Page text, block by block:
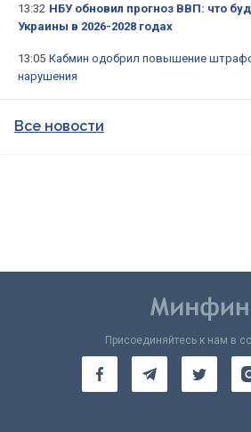
13:32 НБУ обновил прогноз ВВП: что
Украины в 2026-2028 годах
13:05 Кабмин одобрил повышение
нарушения
Все новости
Присоединяйтесь к нам в